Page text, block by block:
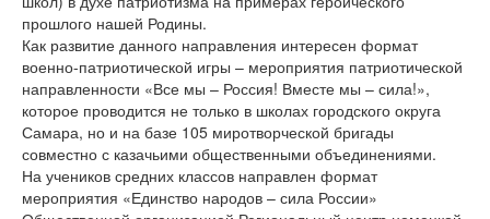
прошлого нашей Родины.
Как развитие данного направления интересен формат
военно-патриотической игры – мероприятия патриотической
направленности «Все мы – Россия! Вместе мы – сила!»,
которое проводится не только в школах городского округа
Самара, но и на базе 105 миротворческой бригады
совместно с казачьими общественными объединениями.
На учеников средних классов направлен формат
мероприятия «Единство народов – сила России»